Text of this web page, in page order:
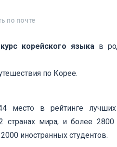
по почте
курс корейского языка в
по Корее.
место в рейтинге
странах мира, и более
иностранных студентов.